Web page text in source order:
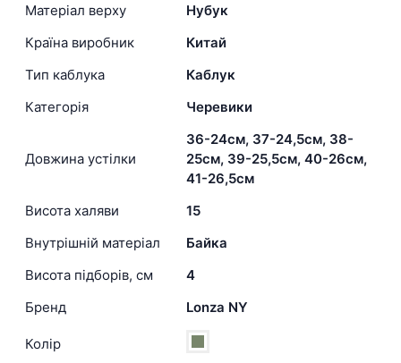
Матеріал верху
Нубук
Країна виробник
Китай
Тип каблука
Каблук
Категорія
Черевики
Довжина устілки
36-24см, 37-24,5см, 38-
25см, 39-25,5см, 40-26см,
41-26,5см
Висота халяви
15
Внутрішній матеріал
Байка
Висота підборів, см
4
Бренд
Lonza NY
Колір